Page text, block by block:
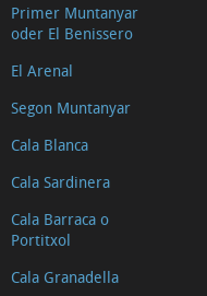
Primer Muntanyar
oder El Benissero
El Arenal
Segon Muntanyar
Cala Blanca
Cala Sardinera
Cala Barraca o
Portitxol
Cala Granadella